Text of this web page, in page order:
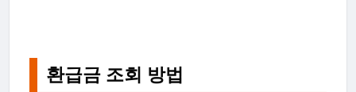
환급금 조회 방법